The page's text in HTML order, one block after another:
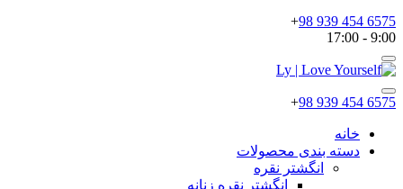
6575 454 939 98
+
9:00 - 17:00
6575 454 939 98
+
خانه
دسته بندی محصولات
انگشتر نقره
انگشتر نقره زنانه